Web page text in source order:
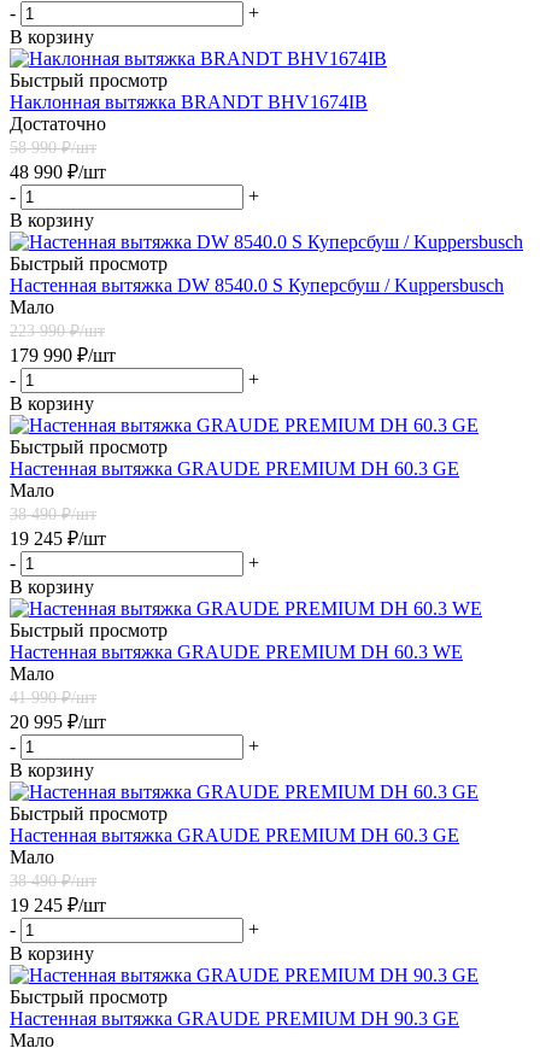
-
+
В корзину
Быстрый просмотр
Наклонная вытяжка BRANDT BHV1674IB
Достаточно
58 990₽/шт
48 990 ₽/шт
-
+
В корзину
Быстрый просмотр
Настенная вытяжка DW 8540.0 S Куперсбуш / Kuppersbusch
Мало
223 990₽/шт
179 990 ₽/шт
-
+
В корзину
Быстрый просмотр
Настенная вытяжка GRAUDE PREMIUM DH 60.3 GE
Мало
38 490₽/шт
19 245 ₽/шт
-
+
В корзину
Быстрый просмотр
Настенная вытяжка GRAUDE PREMIUM DH 60.3 WE
Мало
41 990₽/шт
20 995 ₽/шт
-
+
В корзину
Быстрый просмотр
Настенная вытяжка GRAUDE PREMIUM DH 60.3 GE
Мало
38 490₽/шт
19 245 ₽/шт
-
+
В корзину
Быстрый просмотр
Настенная вытяжка GRAUDE PREMIUM DH 90.3 GE
Мало